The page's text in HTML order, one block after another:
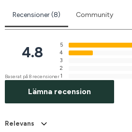
Recensioner (8) Community
4.8
Baserat på 8 recensioner
5
4
3
2
1
Lämna recension
Relevans